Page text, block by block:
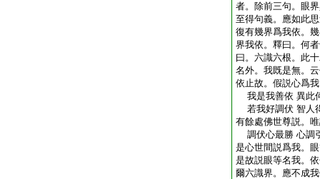
者。除前三句。眼
至得句義。應如此
復有幾界爲我依。
界我依。釋曰。何
曰。六識六根。此
名外。我既是無。
依止故。假説心爲
我是我善依 異此
若我好調伏 智人
有餘處佛世尊説。
調伏心最勝 心調
是心世間説爲我。
是故説眼等名我。
爾六識界。應不成